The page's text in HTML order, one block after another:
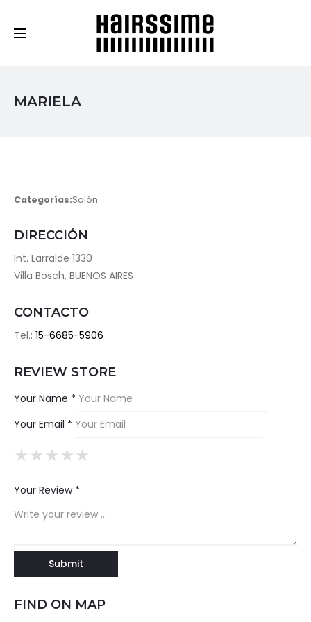
MARIELA
Categorías:Salón
DIRECCIÓN
Int. Larralde 1330
Villa Bosch, BUENOS AIRES
CONTACTO
Tel.: 15-6685-5906
REVIEW STORE
Your Name *
Your Email *
★
★★
★★★
★★★★
★★★★★
Your Review *
FIND ON MAP